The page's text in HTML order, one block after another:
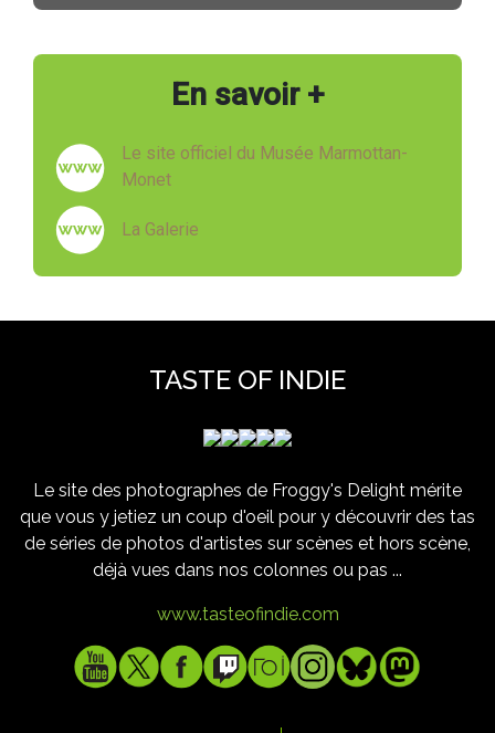
En savoir +
Le site officiel du Musée Marmottan-
Monet
La Galerie
TASTE OF INDIE
Le site des photographes de Froggy's Delight mérite
que vous y jetiez un coup d'oeil pour y découvrir des tas
de séries de photos d'artistes sur scènes et hors scène,
déjà vues dans nos colonnes ou pas ...
www.tasteofindie.com